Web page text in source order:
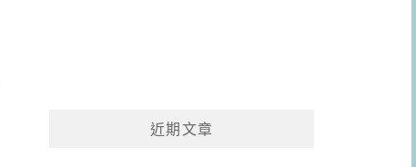
近期文章